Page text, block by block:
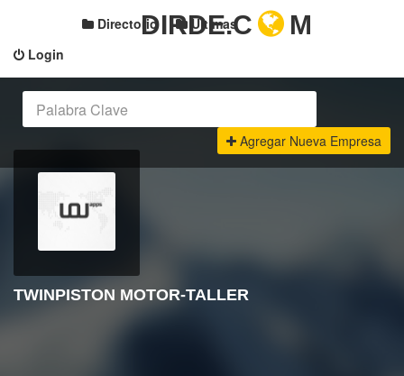
Login
Directorio Últimas
DIRDE.C M
Agregar Nueva Empresa
TWINPISTON MOTOR-TALLER